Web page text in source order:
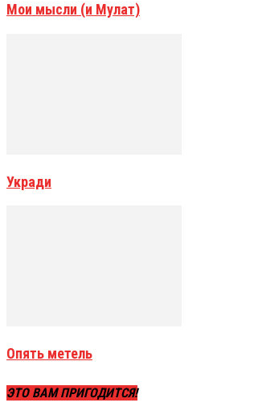
Мои мысли (и Мулат)
Укради
Опять метель
ЭТО ВАМ ПРИГОДИТСЯ!